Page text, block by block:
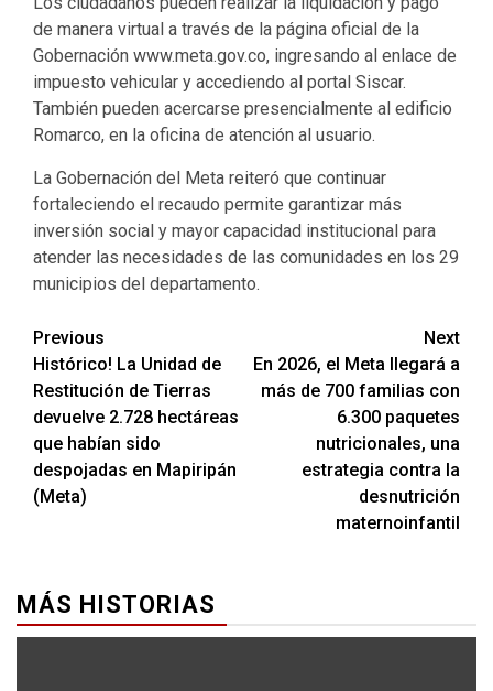
de manera virtual a través de la página oficial de la
Gobernación www.meta.gov.co, ingresando al enlace de
impuesto vehicular y accediendo al portal Siscar.
También pueden acercarse presencialmente al edificio
Romarco, en la oficina de atención al usuario.
La Gobernación del Meta reiteró que continuar
fortaleciendo el recaudo permite garantizar más
inversión social y mayor capacidad institucional para
atender las necesidades de las comunidades en los 29
municipios del departamento.
Previous
Histórico! La Unidad de
Restitución de Tierras
devuelve 2.728 hectáreas
que habían sido
despojadas en Mapiripán
(Meta)
Next
En 2026, el Meta llegará a
más de 700 familias con
6.300 paquetes
nutricionales, una
estrategia contra la
desnutrición
maternoinfantil
MÁS HISTORIAS